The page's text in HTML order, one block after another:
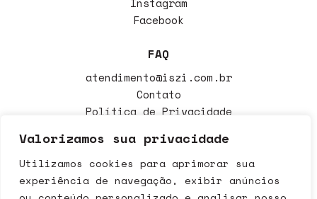
Valorizamos sua privacidade
Utilizamos cookies para aprimorar sua
experiência de navegação, exibir anúncios
Facebook
FAQ
atendimento@iszi.com.br
Contato
Política de Privacidade
Iszi Cosméticos LTDA CNPJ 39.718.797/0001-00 - Avenida
Deputado Dante Delmanto, 2573 Botucatu - SP CEP: 18608-393